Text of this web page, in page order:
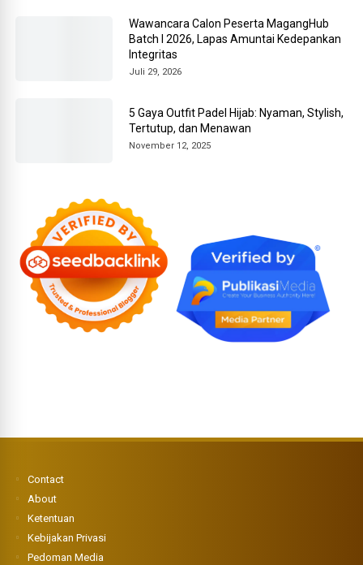
Wawancara Calon Peserta MagangHub
Batch I 2026, Lapas Amuntai Kedepankan
Integritas
Juli 29, 2026
5 Gaya Outfit Padel Hijab: Nyaman, Stylish,
Tertutup, dan Menawan
November 12, 2025
Contact
About
Ketentuan
Kebijakan Privasi
Pedoman Media